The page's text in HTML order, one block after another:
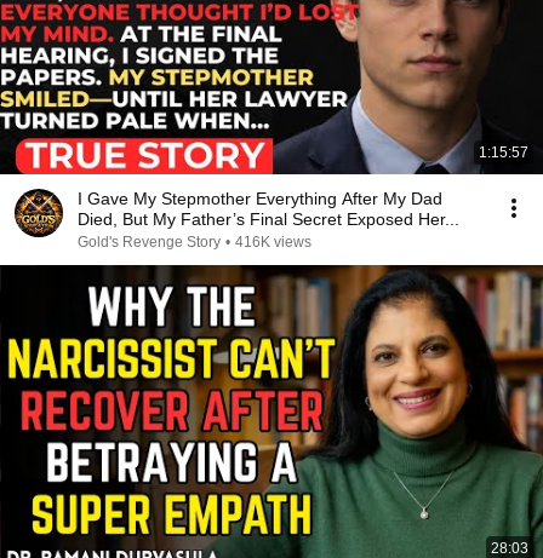
1:15:57
I Gave My Stepmother Everything After My Dad
Died, But My Father’s Final Secret Exposed Her...
Gold's Revenge Story • 416K views
28:03